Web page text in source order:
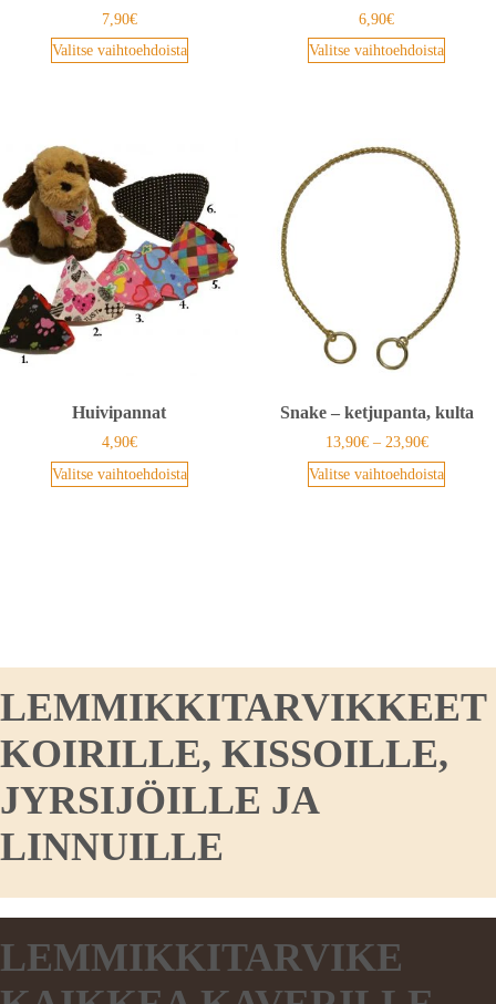
7,90€
Valitse vaihtoehdoista
6,90€
Valitse vaihtoehdoista
Huivipannat
4,90€
Valitse vaihtoehdoista
Snake – ketjupanta, kulta
13,90€ – 23,90€
Valitse vaihtoehdoista
LEMMIKKITARVIKKEET
KOIRILLE, KISSOILLE,
JYRSIJÖILLE JA
LINNUILLE
LEMMIKKITARVIKE